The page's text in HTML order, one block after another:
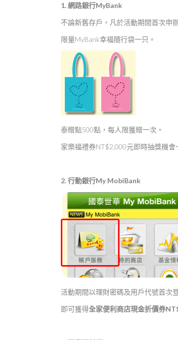
1. 網路銀行MyBank
不論新舊存戶，凡於活動期間首次申
限量MyBank幸福隨行袋一只。
泰贈點500點，每人限獲贈一次。
家樂福禮券NT$2,000元即時抽獎機會
2. 行動銀行My MobiBank
活動期間以理財密碼及用戶代號首次
即可獲得全家便利商店現金折價券